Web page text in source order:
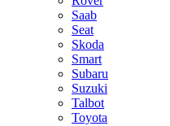
Saab
Seat
Skoda
Smart
Subaru
Suzuki
Talbot
Toyota